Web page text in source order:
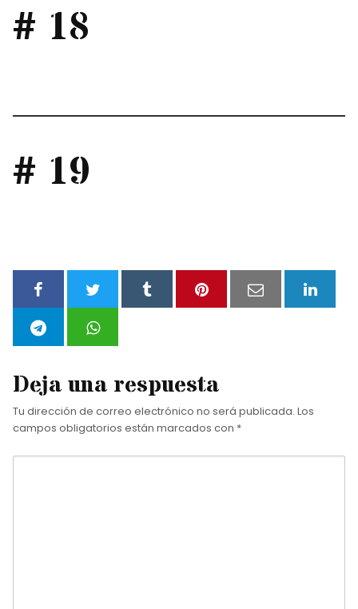
# 18
# 19
Deja una respuesta
Tu dirección de correo electrónico no será publicada. Los
campos obligatorios están marcados con *